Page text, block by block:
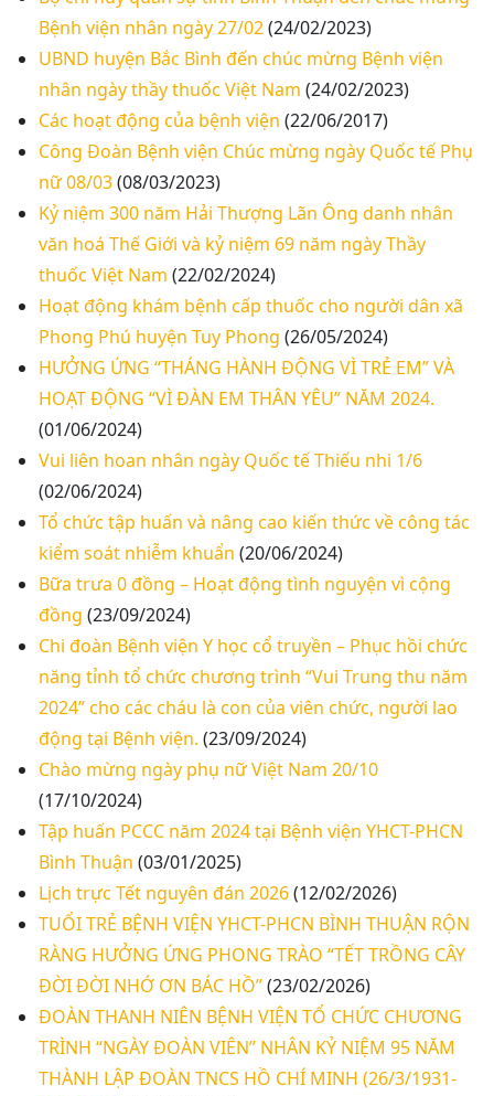
Bệnh viện nhân ngày 27/02(24/02/2023)
UBND huyện Bắc Bình đến chúc mừng Bệnh viện
nhân ngày thầy thuốc Việt Nam (24/02/2023)
Các hoạt động của bệnh viện (22/06/2017)
Công Đoàn Bệnh viện Chúc mừng ngày Quốc tế Phụ
nữ 08/03(08/03/2023)
Kỷ niệm 300 năm Hải Thượng Lãn Ông danh nhân
văn hoá Thế Giới và kỷ niệm 69 năm ngày Thầy
thuốc Việt Nam (22/02/2024)
Hoạt động khám bệnh cấp thuốc cho người dân xã
Phong Phú huyện Tuy Phong (26/05/2024)
HƯỞNG ỨNG “THÁNG HÀNH ĐỘNG VÌ TRẺ EM” VÀ
HOẠT ĐỘNG “VÌ ĐÀN EM THÂN YÊU” NĂM 2024.
(01/06/2024)
Vui liên hoan nhân ngày Quốc tế Thiếu nhi 1/6
(02/06/2024)
Tổ chức tập huấn và nâng cao kiến thức về công tác
kiểm soát nhiễm khuẩn (20/06/2024)
Bữa trưa 0 đồng – Hoạt động tình nguyện vì cộng
đồng (23/09/2024)
Chi đoàn Bệnh viện Y học cổ truyền – Phục hồi chức
năng tỉnh tổ chức chương trình “Vui Trung thu năm
2024” cho các cháu là con của viên chức, người lao
động tại Bệnh viện. (23/09/2024)
Chào mừng ngày phụ nữ Việt Nam 20/10
(17/10/2024)
Tập huấn PCCC năm 2024 tại Bệnh viện YHCT-PHCN
Bình Thuận (03/01/2025)
Lịch trực Tết nguyên đán 2026(12/02/2026)
TUỔI TRẺ BỆNH VIỆN YHCT-PHCN BÌNH THUẬN RỘN
RÀNG HƯỞNG ỨNG PHONG TRÀO “TẾT TRỒNG CÂY
ĐỜI ĐỜI NHỚ ƠN BÁC HỒ”(23/02/2026)
ĐOÀN THANH NIÊN BỆNH VIỆN TỔ CHỨC CHƯƠNG
TRÌNH “NGÀY ĐOÀN VIÊN” NHÂN KỶ NIỆM 95 NĂM
THÀNH LẬP ĐOÀN TNCS HỒ CHÍ MINH (26/3/1931-
Thư mời báo giá về Màn hình led phòng họp
Thư mời báo giá về việc vệ sinh máy lạnh các
khoa/phòng trong bệnh viện
Thư mời báo giá về việc khảo sát hiện trạng và
báo giá thi công mái che từ Khoa Dược đến Bếp
ăn từ thiện của Bệnh viện
Thư mời báo giá về việc mời báo giá thiết bị
Thư mời báo giá về việc sửa chữa nhà bảo vệ và
cổng số 2
Thư mời báo giá sửa chữa máy nước nóng tấm
phẵng